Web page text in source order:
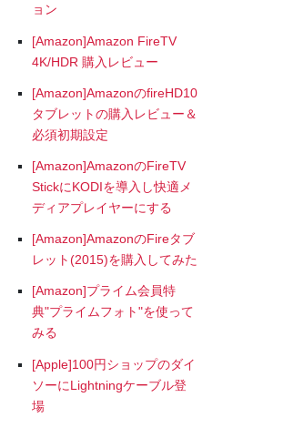
ョン
[Amazon]Amazon FireTV
4K/HDR 購入レビュー
[Amazon]AmazonのfireHD10
タブレットの購入レビュー＆
必須初期設定
[Amazon]AmazonのFireTV
StickにKODIを導入し快適メ
ディアプレイヤーにする
[Amazon]AmazonのFireタブ
レット(2015)を購入してみた
[Amazon]プライム会員特
典"プライムフォト"を使って
みる
[Apple]100円ショップのダイ
ソーにLightningケーブル登
場